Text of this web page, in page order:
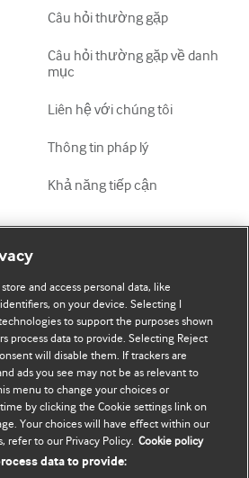
Câu hỏi thường gặp
Câu hỏi thường gặp về danh
mục
Liên hệ với chúng tôi
Thông tin pháp lý
Khả năng tiếp cận
BMJ company
BMJ Best Practice
BMJ Masterclasses
BMJ onExamination
BMJ Portfolio
and access personal data, like
on your device. Selecting I
to support the purposes shown
process data to provide. Selecting Reject
will disable them. If trackers are
ads you see may not be as relevant to
menu to change your choices or
by clicking the Cookie settings link on
Your choices will have effect within our
refer to our Privacy Policy. Cookie policy
data to provide: